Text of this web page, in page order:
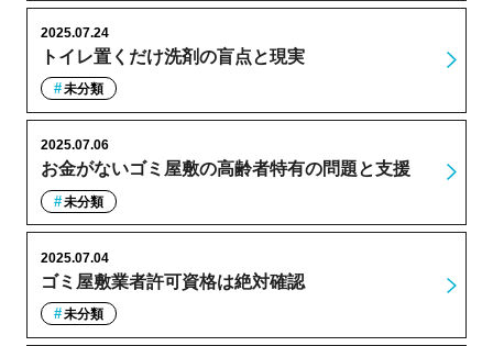
トイレ置くだけ洗剤の盲点と現実
2025.07.24
未分類
お金がないゴミ屋敷の高齢者特有の問題と支援
2025.07.06
未分類
ゴミ屋敷業者許可資格は絶対確認
2025.07.04
未分類